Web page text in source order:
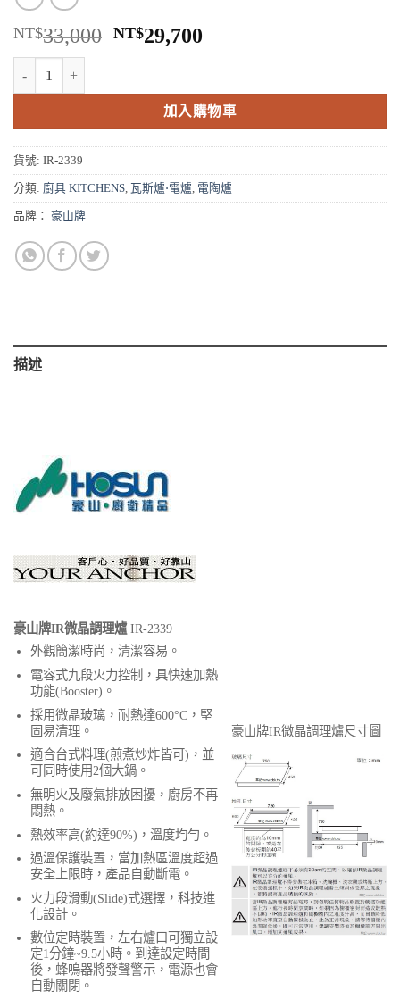
NT$33,000 原
格：
NT$33,000。
NT$29,700
格：
NT$29,700。
加入購物車
貨號: IR-2339
分類: 廚具 KITCHENS, 瓦斯爐⋅電爐, 電陶爐
品牌： 豪山牌
描述
豪山牌IR微晶調理爐IR-2339
外觀簡潔時尚，清潔容易。
電容式九段火力控制，具快速加熱
功能(Booster)。
採用微晶玻璃，耐熱達600°C，堅
固易清理。
適合台式料理(煎煮炒炸皆可)，並
可同時使用2個大鍋。
無明火及廢氣排放困擾，廚房不再
悶熱。
熱效率高(約達90%)，溫度均勻。
過溫保護裝置，當加熱區溫度超過
安全上限時，產品自動斷電。
火力段滑動(Slide)式選擇，科技進
化設計。
數位定時裝置，左右爐口可獨立設
定1分鐘~9.5小時。到達設定時間
後，蜂嗚器將發聲警示，電源也會
自動關閉。
豪山牌IR微晶調理爐尺寸圖